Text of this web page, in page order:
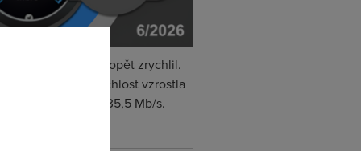
Fi internet v červnu opět zrychlil.
naměřená rychlost vzrostla
o 4 % na 35,5 Mb/s.